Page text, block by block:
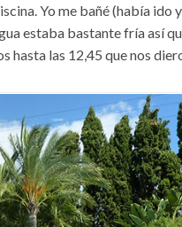
Yo me bañé (había ido
estaba bastante fría así
hasta las 12,45 que nos